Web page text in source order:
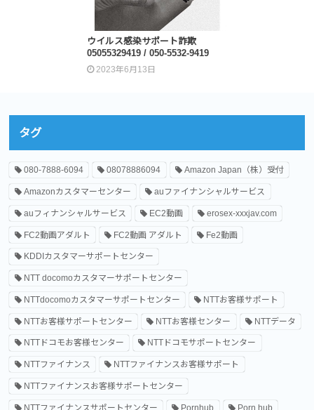
ウイルス感染サポート詐欺
05055329419 / 050-5532-9419
2023年6月13日
タグ
080-7888-6094 08078886094 Amazon Japan（株）受付
Amazonカスタマーセンター auファイナンシャルサービス
auフィナンシャルサービス EC2動画 erosex-xxxjav.com
FC2動画アダルト FC2動画 アダルト Fe2動画
KDDIカスタマーサポートセンター
NTT docomoカスタマーサポートセンター
NTTdocomoカスタマーサポートセンター NTTお客様サポート
NTTお客様サポートセンター NTTお客様センター NTTデータ
NTTドコモお客様センター NTTドコモサポートセンター
NTTファイナンス NTTファイナンスお客様サポート
NTTファイナンスお客様サポートセンター
NTTファイナンスサポートセンター Pornhub Porn hub